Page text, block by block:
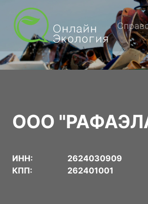
ООО
ИНН:
2624030909
КПП:
262401001